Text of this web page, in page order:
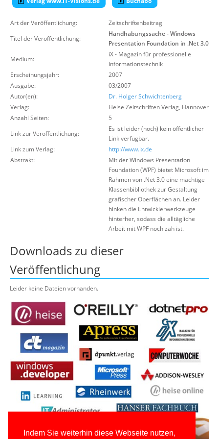
Indem Sie weiterhin diese Webseite nutzen,
Über uns
Suche
Art der Veröffentlichung:
Zeitschriftenbeitrag
Titel der Veröffentlichung:
Handhabungssache - Windows
Presentation Foundation in .Net 3.0
Medium:
iX - Magazin für professionelle
Informationstechnik
Erscheinungsjahr:
2007
Ausgabe:
03/2007
Autor(en):
Dr. Holger Schwichtenberg
Verlag:
Heise Zeitschriften Verlag, Hannover
Anzahl Seiten:
5
Link zur Veröffentlichung:
Es ist leider (noch) kein öffentlicher
Link verfügbar.
Link zum Verlag:
http://www.ix.de
Abstrakt:
Mit der Windows Presentation
Foundation (WPF) bietet Microsoft im
Rahmen von .Net 3.0 eine mächtige
Klassenbibliothek zur Gestaltung
grafischer Oberflächen an. Leider
hinken die Entwicklerwerkzeuge
hinterher, sodass die alltägliche
Arbeit mit WPF noch zäh ist.
Downloads zu dieser
Veröffentlichung
Leider keine Dateien vorhanden.